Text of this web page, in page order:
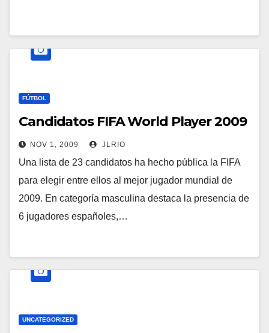
FÚTBOL
Candidatos FIFA World Player 2009
NOV 1, 2009 JLRIO
Una lista de 23 candidatos ha hecho pública la FIFA
para elegir entre ellos al mejor jugador mundial de
2009. En categoría masculina destaca la presencia de
6 jugadores españoles,…
UNCATEGORIZED